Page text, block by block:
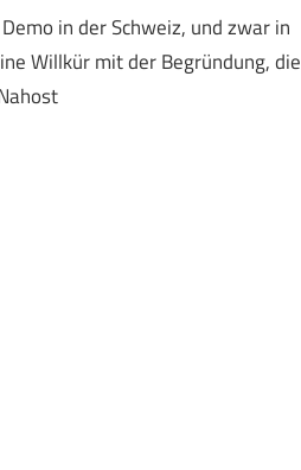
in der Schweiz, und zwar in
Willkür mit der Begründung, die